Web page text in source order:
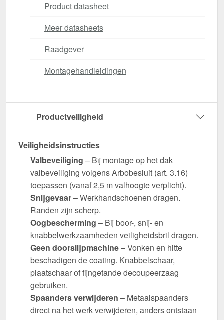
Product datasheet
Meer datasheets
Raadgever
Montagehandleidingen
Productveiligheid
Veiligheidsinstructies
Valbeveiliging – Bij montage op het dak
valbeveiliging volgens Arbobesluit (art. 3.16)
toepassen (vanaf 2,5 m valhoogte verplicht).
Snijgevaar– Werkhandschoenen dragen.
Randen zijn scherp.
Oogbescherming – Bij boor-, snij- en
knabbelwerkzaamheden veiligheidsbril dragen.
Geen doorslijpmachine– Vonken en hitte
beschadigen de coating. Knabbelschaar,
plaatschaar of fijngetande decoupeerzaag
gebruiken.
Spaanders verwijderen – Metaalspaanders
direct na het werk verwijderen, anders ontstaan